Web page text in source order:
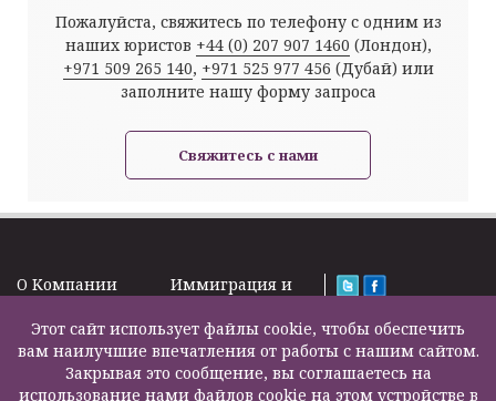
Пожалуйста, свяжитесь по телефону с одним из
наших юристов +44 (0) 207 907 1460 (Лондон),
+971 509 265 140, +971 525 977 456 (Дубай) или
заполните нашу форму запроса
Свяжитесь с нами
O Kомпании
Подписка на
новости
Задать вопрос
Карта сайта
Иммиграция и
Налоги и пенсии
Бизнес услуги
Недвижимость
Образование
2000 – 2026©
Этот сайт использует файлы cookie, чтобы обеспечить
вам наилучшие впечатления от работы с нашим сайтом.
Закрывая это сообщение, вы соглашаетесь на
использование нами файлов cookie на этом устройстве в